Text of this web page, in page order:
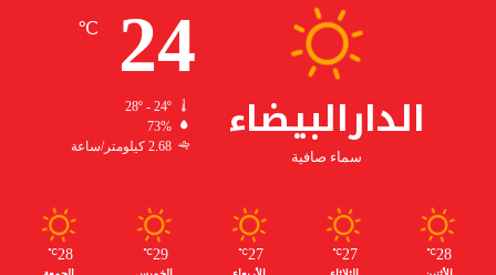
الدارالبيضاء
سماء صافية
24
℃
73%
2.68 كيلومتر/ساعة
28
℃
27
℃
27
℃
29
℃
28
℃